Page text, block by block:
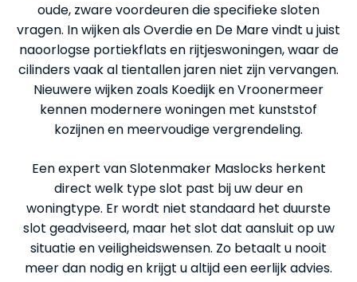
oude, zware voordeuren die specifieke sloten
vragen. In wijken als Overdie en De Mare vindt u juist
naoorlogse portiekflats en rijtjeswoningen, waar de
cilinders vaak al tientallen jaren niet zijn vervangen.
Nieuwere wijken zoals Koedijk en Vroonermeer
kennen modernere woningen met kunststof
kozijnen en meervoudige vergrendeling.
Een expert van Slotenmaker Maslocks herkent
direct welk type slot past bij uw deur en
woningtype. Er wordt niet standaard het duurste
slot geadviseerd, maar het slot dat aansluit op uw
situatie en veiligheidswensen. Zo betaalt u nooit
meer dan nodig en krijgt u altijd een eerlijk advies.